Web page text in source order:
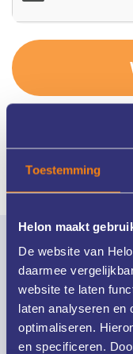
Toestemming
Helon maakt
De website van
daarmee
website te laten
laten analyseren en
optimaliseren.
en specificeren.
Wij nemen